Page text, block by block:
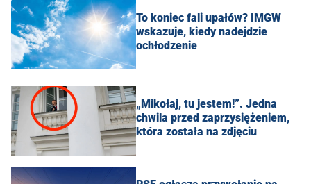
To koniec fali upałów? IMGW
wskazuje, kiedy nadejdzie
ochłodzenie
„Mikołaj, tu jestem!”. Jedna
chwila przed zaprzysiężeniem,
która została na zdjęciu